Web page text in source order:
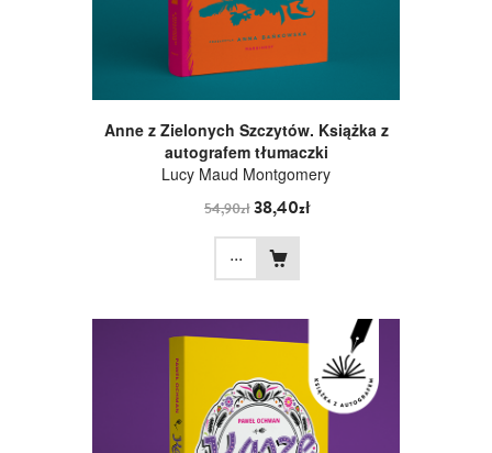
Anne z Zielonych Szczytów. Książka z
autografem tłumaczki
Lucy Maud Montgomery
54,90zł38,40zł
...